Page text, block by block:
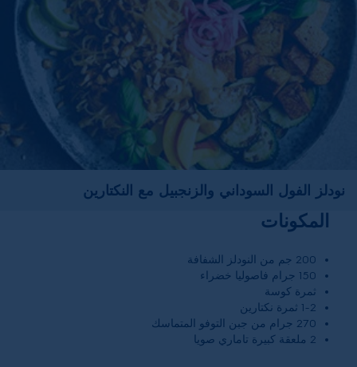
نودلز الفول السوداني والزنجبيل مع النكتارين
المكونات
200 جم من النودلز الشفافة
150 جرام فاصوليا خضراء
ثمرة كوسة
1-2 ثمرة نكتارين
270 جرام من جبن التوفو المتماسك
2 ملعقة كبيرة تاماري صويا